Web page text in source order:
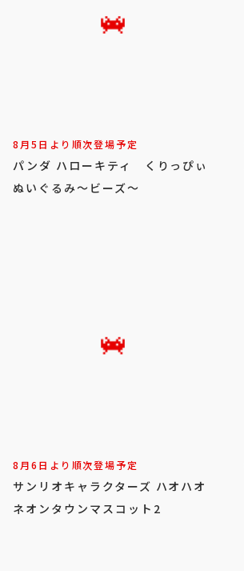
8月5日より順次登場予定
パンダ ハローキティ くりっぴぃ
ぬいぐるみ～ビーズ～
8月6日より順次登場予定
サンリオキャラクターズ ハオハオ
ネオンタウンマスコット2